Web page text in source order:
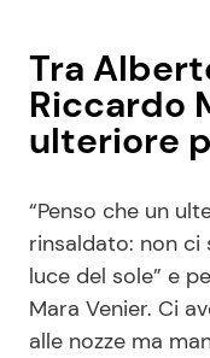
Pubblicità
Privacy Policy
Tra
Riccardo
ulteriore
“Penso che un
rinsaldato: non
luce del sole” e
Mara Venier. Ci
alle nozze ma